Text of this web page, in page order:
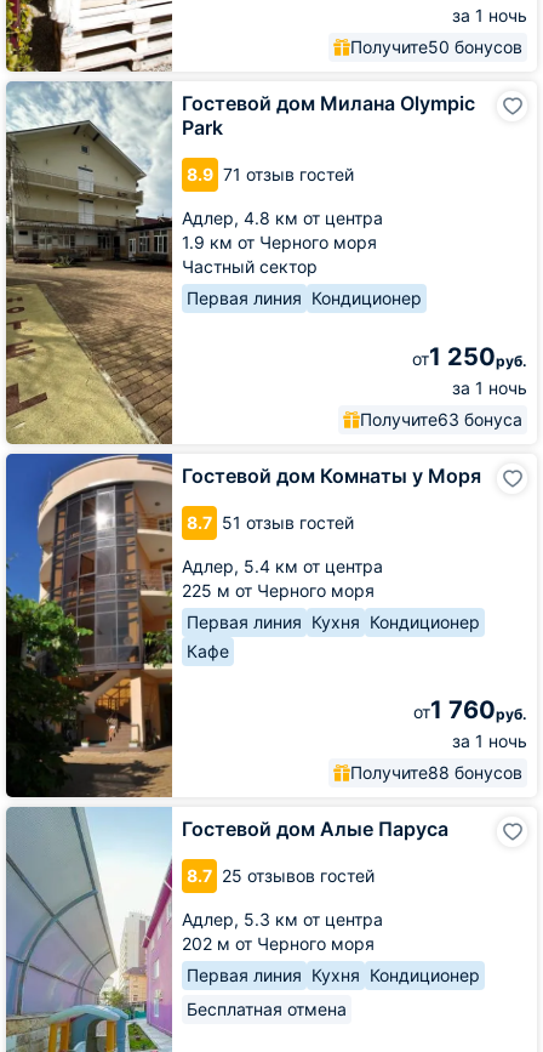
за 1 ночь
Получите50 бонусов
Гостевой дом Милана Olympic
Park
8.9 71 отзыв гостей
Адлер, 4.8 км от центра
1.9 км от Черного моря
Частный сектор
Первая линия Кондиционер
от1 250руб.
за 1 ночь
Получите63 бонуса
Гостевой
дом
Милана
Olympic
Park
Гостевой дом Комнаты у Моря
8.7 51 отзыв гостей
Адлер, 5.4 км от центра
225 м от Черного моря
Первая линия Кухня Кондиционер
Кафе
от1 760руб.
за 1 ночь
Получите88 бонусов
Гостевой
Комнаты
Моря
Гостевой дом Алые Паруса
8.7 25 отзывов гостей
Адлер, 5.3 км от центра
202 м от Черного моря
Первая линия Кухня Кондиционер
Бесплатная отмена
Гостевой
Алые
Паруса